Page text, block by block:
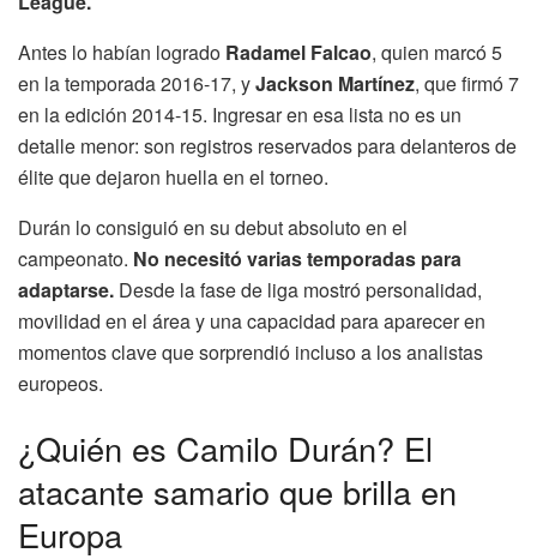
Antes lo habían logrado Radamel Falcao, quien marcó 5
en la temporada 2016-17, yJackson Martínez, que firmó 7
en la edición 2014-15. Ingresar en esa lista no es un
detalle menor: son registros reservados para delanteros de
élite que dejaron huella en el torneo.
Durán lo consiguió en su debut absoluto en el
campeonato. No necesitó varias temporadas para
adaptarse. Desde la fase de liga mostró personalidad,
movilidad en el área y una capacidad para aparecer en
momentos clave que sorprendió incluso a los analistas
europeos.
¿Quién es Camilo Durán? El
atacante samario que brilla en
Europa